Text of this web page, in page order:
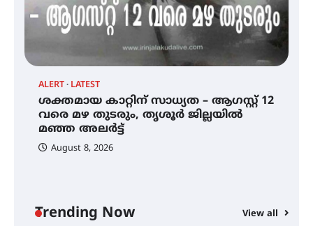
ALERT LATEST
ശക്തമായ കാറ്റിന് സാധ്യത – ആഗസ്റ്റ് 12
വരെ മഴ തുടരും, തൃശൂർ ജില്ലയിൽ
മഞ്ഞ അലർട്ട്
August 8, 2026
Trending Now View all
സെന്റ് ജോസഫ്സ് കോളജ്
കോമേഴ്‌സ് അസോസിയേഷന്
തുടക്കമായി
കോമേഴ്സ് എക്സ്പോയുമായി
എസ് എൻ ഹയർ സെക്കൻഡറി
വിദ്യാർത്ഥികൾ